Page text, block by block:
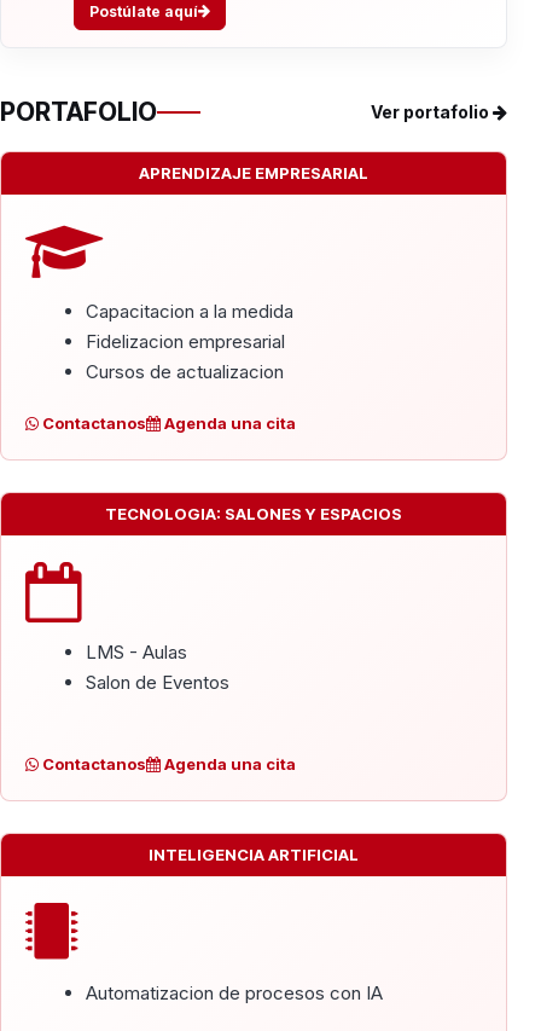
Postúlate aquí
PORTAFOLIO Ver portafolio
APRENDIZAJE EMPRESARIAL
Capacitacion a la medida
Fidelizacion empresarial
Cursos de actualizacion
Contactanos Agenda una cita
TECNOLOGIA: SALONES Y ESPACIOS
LMS - Aulas
Salon de Eventos
Contactanos Agenda una cita
INTELIGENCIA ARTIFICIAL
Automatizacion de procesos con IA